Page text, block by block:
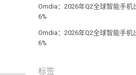
Omdia：2026年Q2全球智能手
6%
Omdia：2026年Q2全球智能手
6%
标签